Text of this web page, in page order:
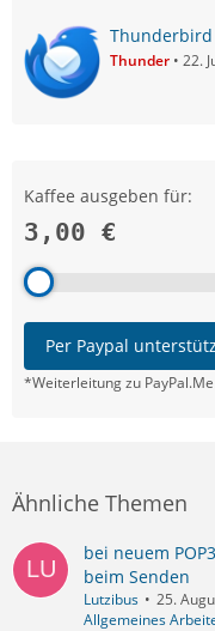
Thunderbird
Thunder 22.
Kaffee ausgeben für:
3,00 €
Per Paypal
*Weiterleitung zu PayPal.Me
Ähnliche Themen
bei neuem
beim Senden
Lutzibus
25.
Allgemeines